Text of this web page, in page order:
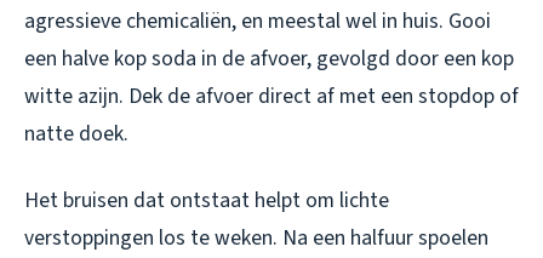
agressieve chemicaliën, en meestal wel in huis. Gooi
een halve kop soda in de afvoer, gevolgd door een kop
witte azijn. Dek de afvoer direct af met een stopdop of
natte doek.
Het bruisen dat ontstaat helpt om lichte
verstoppingen los te weken. Na een halfuur spoelen